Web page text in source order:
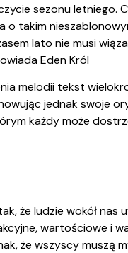
sezonu letniego.
o takim
lato nie musi
Eden Król
melodii tekst
jednak swoje
każdy może
że ludzie wokół nas
wartościowe i
że wszyscy muszą